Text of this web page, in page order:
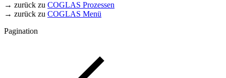
→ zurück zu COGLAS Prozessen
→ zurück zu COGLAS Menü
Pagination